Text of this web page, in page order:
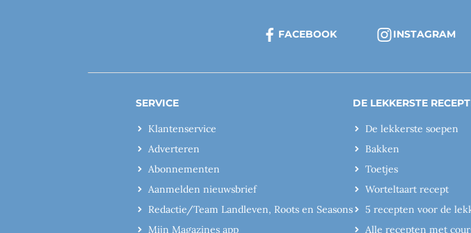
FACEBOOK INSTAGRAM
SERVICE
Klantenservice
Adverteren
Abonnementen
Aanmelden nieuwsbrief
Redactie/Team Landleven, Roots en Seasons
Mijn Magazines app
DE LEKKERSTE
De lekkerste soepen
Bakken
Toetjes
Worteltaart recept
5 recepten voor de
Alle recepten met